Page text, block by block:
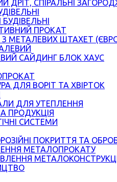
ДРІТ, СПІРАЛЬНІ
БУДІВЕЛЬНІ
ПРОКАТ
З МЕТАЛЕВИХ ШТАХЕТ
САЙДИНГ БЛОК ХАУС
ДЛЯ ВОРІТ ТА ХВІРТОК
ДЛЯ УТЕПЛЕННЯ
ПРОДУКЦІЯ
СИСТЕМИ
ПОКРИТТЯ ТА
МЕТАЛОПРОКАТУ